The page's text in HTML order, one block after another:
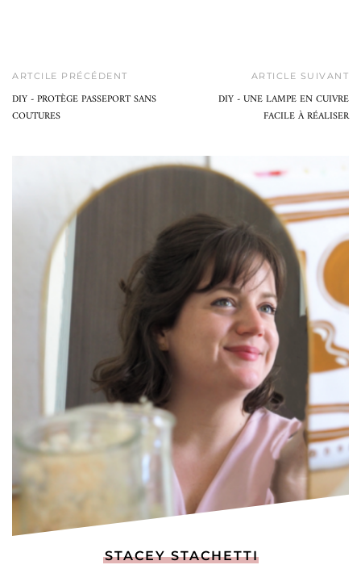
ARTCILE PRÉCÉDENT
DIY - PROTÈGE PASSEPORT SANS
COUTURES
ARTICLE SUIVANT
DIY - UNE LAMPE EN CUIVRE
FACILE À RÉALISER
STACEY STACHETTI